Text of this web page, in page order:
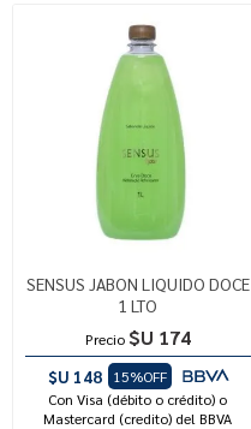
SENSUS JABON LIQUIDO DOCE
1 LTO
Precio $U 174
$U 148
15%OFF
Con Visa (débito o crédito) o
Mastercard (credito) del BBVA